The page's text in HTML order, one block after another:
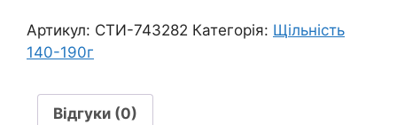
обкл.тверда
Dual
33арк.14,8х21см
Артикул: СТИ-743282 Категорія: Щільність
140-190г
Відгуки (0)